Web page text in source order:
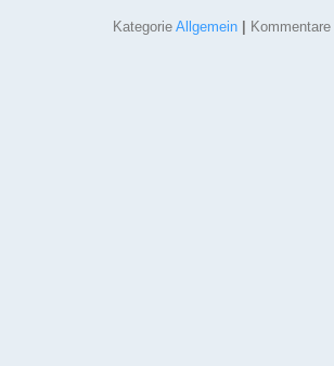
Kategorie Allgemein